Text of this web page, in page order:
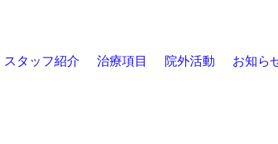
スタッフ紹介 治療項目 院外活動 お知ら